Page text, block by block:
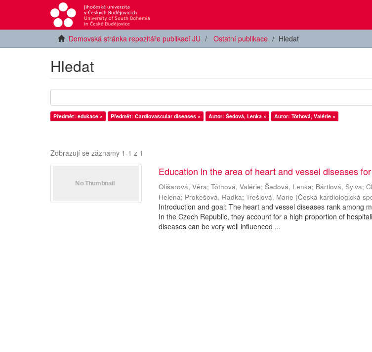
Domovská stránka repozitáře publikací JU Ostatní publikace Hledat
Hledat
Předmět: edukace × Předmět: Cardiovascular diseases × Autor: Šedová, Lenka × Autor: Tóthová, Valérie ×
Zobrazují se záznamy 1-1 z 1
Education in the area of heart and vessel diseases
Olišarová, Věra;Tóthová, Valérie;Šedová, Lenka; Bártlová, Sylva;
Helena; Prokešová, Radka;Trešlová, Marie (Česká kardiologická
Introduction and goal: The heart and vessel diseases rank among
In the Czech Republic, they account for a high proportion of
diseases can be very well influenced ...